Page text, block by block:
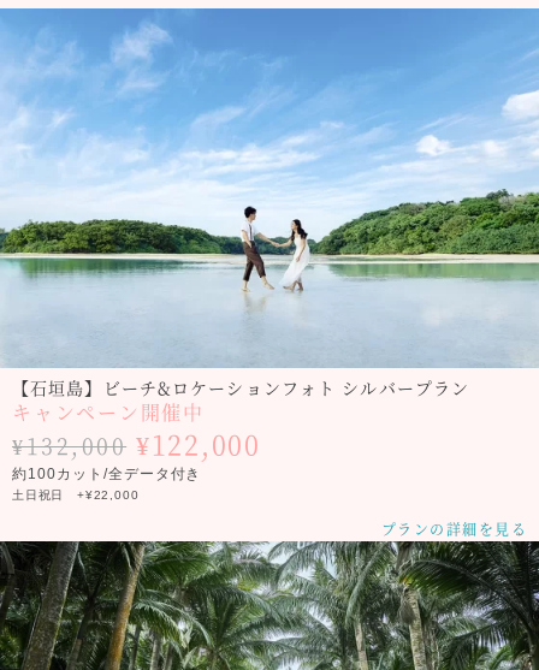
【石垣島】ビーチ&ロケーションフォト シルバープラン
キャンペーン開催中
¥132,000 ¥122,000
約100カット/全データ付き
土日祝日 +¥22,000
プランの詳細を見る